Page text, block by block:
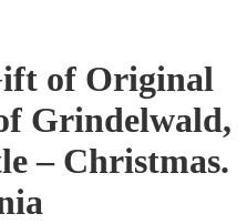
of Original
Grindelwald,
– Christmas.